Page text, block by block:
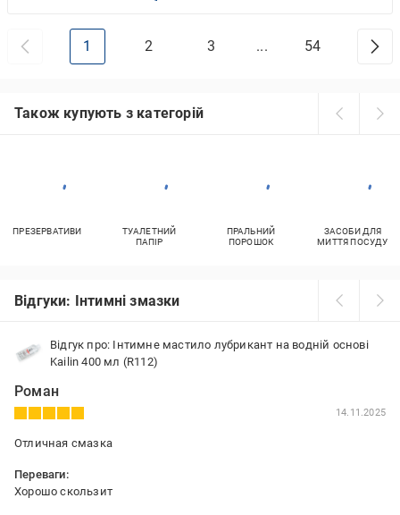
1 2 3 ... 54
Також купують з категорій
ПРЕЗЕРВАТИВИ
ТУАЛЕТНИЙ
ПАПІР
ПРАЛЬНИЙ
ПОРОШОК
ЗАСОБИ ДЛЯ
МИТТЯ ПОСУДУ
Відгуки: Інтимні змазки
Відгук про: Інтимне мастило лубрикант на водній основі
Kailin 400 мл (R112)
Роман
14.11.2025
Отличная смазка
Переваги:
Хорошо скользит